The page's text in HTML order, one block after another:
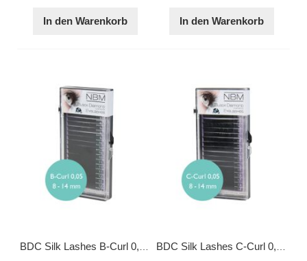
In den Warenkorb In den Warenkorb
BDC Silk Lashes B-Curl 0,05 Mix
BDC Silk Lashes C-Curl 0,05 Mix